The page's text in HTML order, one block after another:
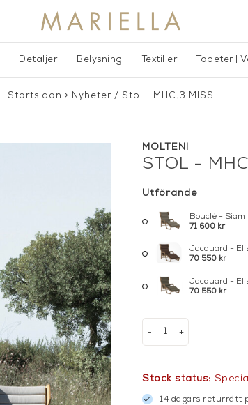
Detaljer Belysning Textilier Tapeter |
Startsidan > Nyheter / Stol - MHC.3 MISS
MOLTENI
STOL -
Utförande
Bouclé - Siam
71 600 kr
Jacquard -
70 550 kr
Jacquard -
70 550 kr
+
-
Stock status:
14 dagars returrätt